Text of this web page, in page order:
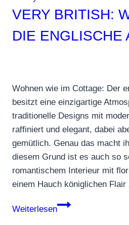
VERY BRITISH:
DIE ENGLISCHE
Wohnen wie im Cottage: Der
besitzt eine einzigartige
traditionelle Designs mit
raffiniert und elegant, dabei
gemütlich. Genau das macht
diesem Grund ist es auch so
romantischem Interieur mit
einem Hauch königlichen
Weiterlesen
Very